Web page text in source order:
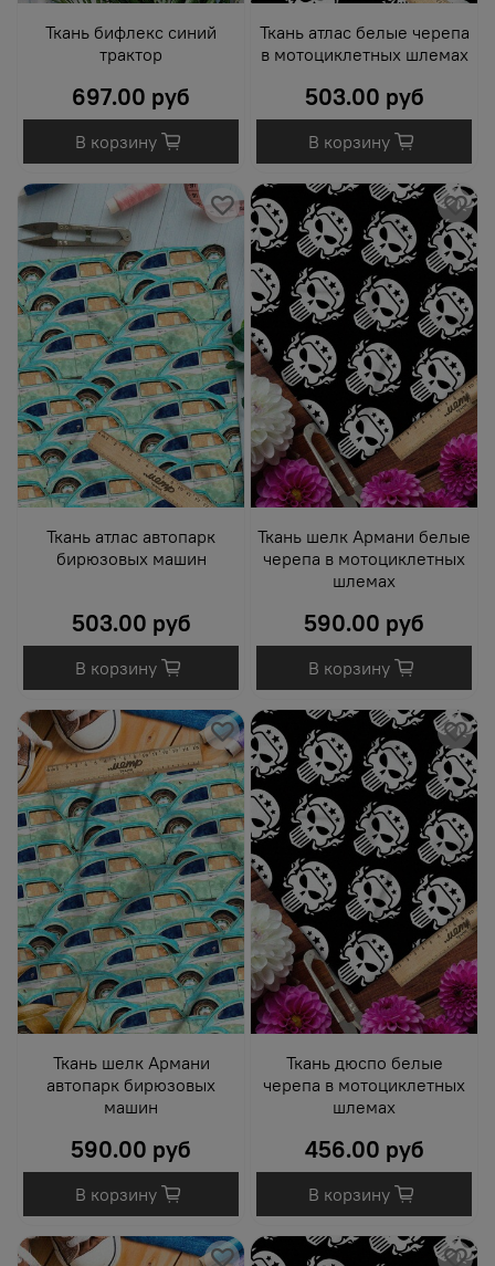
Ткань бифлекс синий
трактор
697.00 руб
В корзину
Ткань атлас белые черепа
в мотоциклетных шлемах
503.00 руб
В корзину
Ткань атлас автопарк
бирюзовых машин
503.00 руб
В корзину
Ткань шелк Армани белые
черепа в мотоциклетных
шлемах
590.00 руб
В корзину
Ткань шелк Армани
автопарк бирюзовых
машин
590.00 руб
В корзину
Ткань дюспо белые
черепа в мотоциклетных
шлемах
456.00 руб
В корзину